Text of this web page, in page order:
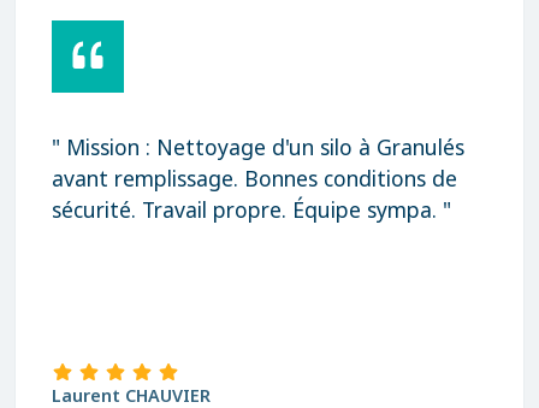
" Mission : Nettoyage d'un silo à Granulés
avant remplissage. Bonnes conditions de
sécurité. Travail propre. Équipe sympa. "
Laurent CHAUVIER